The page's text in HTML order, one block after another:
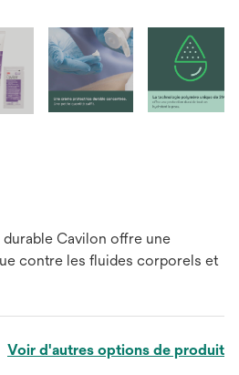
Cavilon offre une
contre les fluides corporels et
Voir d'autres options de produit